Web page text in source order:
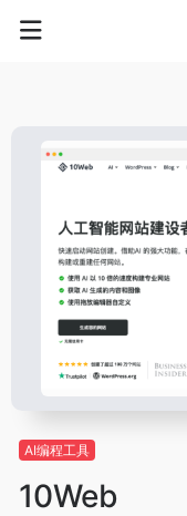
AI编程工具
10Web